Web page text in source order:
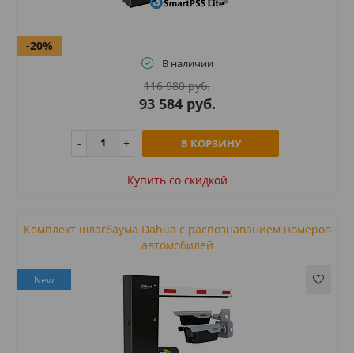
-20%
В наличии
116 980 руб.
93 584 руб.
В КОРЗИНУ
Купить cо скидкой
Комплект шлагбаума Dahua с распознаванием номеров
автомобилей
New